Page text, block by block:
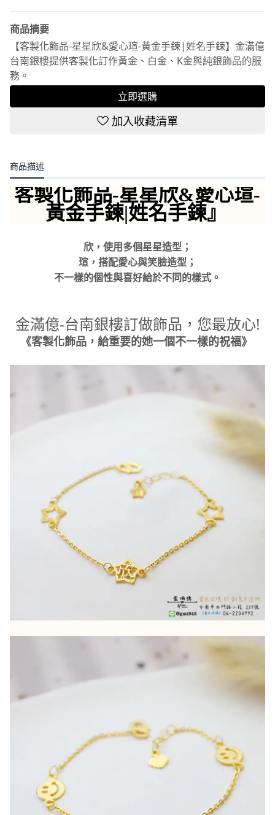
商品摘要
【客製化飾品-星星欣&愛心瑄-黃金手鍊|姓名手鍊】金滿億
台南銀樓提供客製化訂作黃金、白金、K金與純銀飾品的服
務。
立即選購
加入收藏清單
商品描述
客製化飾品-星星欣&愛心瑄-
黃金手鍊|姓名手鍊』
欣，使用多個星星造型；
瑄，搭配愛心與笑臉造型；
不一樣的個性與喜好給於不同的樣式。
金滿億-台南銀樓訂做飾品，您最放心!
《客製化飾品，給重要的她一個不一樣的祝福》